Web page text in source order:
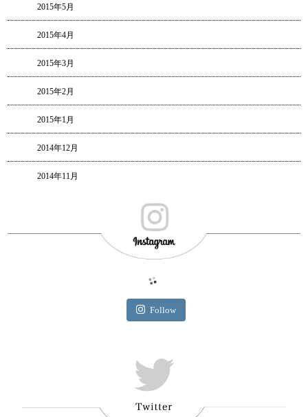
2015年5月
2015年4月
2015年3月
2015年2月
2015年1月
2014年12月
2014年11月
Follow